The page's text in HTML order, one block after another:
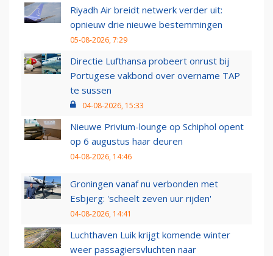
Riyadh Air breidt netwerk verder uit:
opnieuw drie nieuwe bestemmingen
05-08-2026, 7:29
Directie Lufthansa probeert onrust bij
Portugese vakbond over overname TAP
te sussen
04-08-2026, 15:33
Nieuwe Privium-lounge op Schiphol opent
op 6 augustus haar deuren
04-08-2026, 14:46
Groningen vanaf nu verbonden met
Esbjerg: 'scheelt zeven uur rijden'
04-08-2026, 14:41
Luchthaven Luik krijgt komende winter
weer passagiersvluchten naar